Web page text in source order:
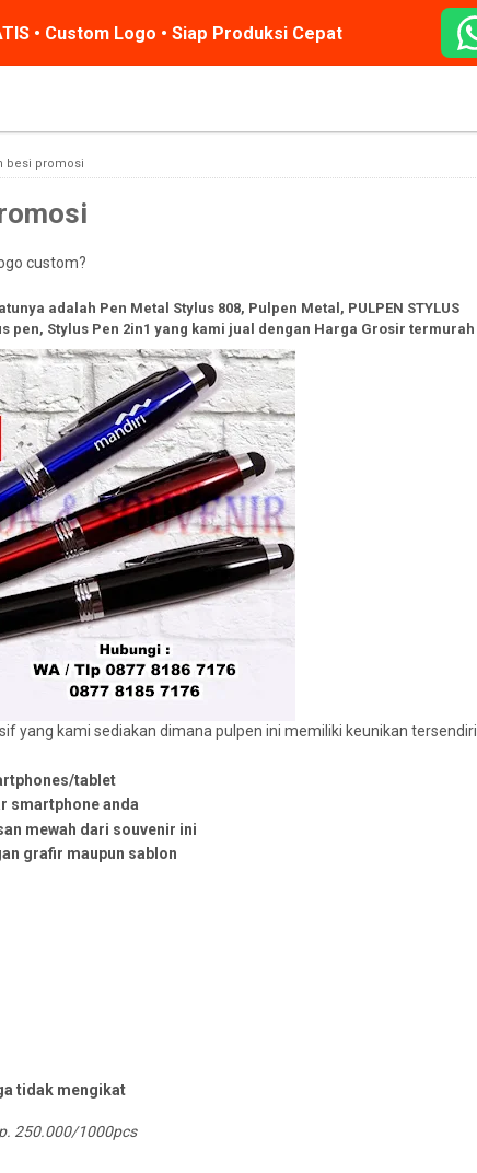
• Custom Logo • Siap Produksi Cepat
besi promosi
custom?
adalah Pen Metal Stylus 808, Pulpen Metal, PULPEN STYLUS
pen, Stylus Pen 2in1 yang kami jual dengan Harga Grosir termurah
yang kami sediakan dimana pulpen ini memiliki keunikan tersendiri
tablet
smartphone anda
mewah dari souvenir ini
grafir maupun sablon
tidak mengikat
250.000/1000pcs